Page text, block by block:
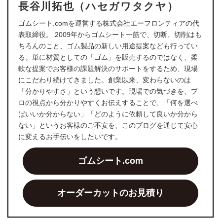
長谷川拓也（ハセガワタクヤ）
ゴムシート.comを運営する株式会社エーフロンティアの代
表取締役。 2009年からゴムシート一筋で、切断、切削はも
ちろんのこと、ゴム製品の新しい用途提案なども行ってい
る。単に材質としての「ゴム」を販売するのではなく、柔
軟な提案でお客様の課題解決のサポートをするため、現場
にこだわり続けてきました。創業以来、変わらないのは
「分かりやすさ」という想いです。現場での気づきを、プ
ロの視点から分かりやすくお伝えすることで、「何を選べ
ばいいか分からない」「どのように依頼して良いか分から
ない」というお客様のご不安を、このブログを通じて安心
に変えるお手伝いをしたいです。
ゴムシート.com
オーダーカットのお見積り